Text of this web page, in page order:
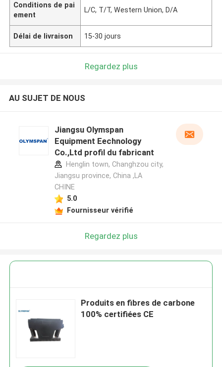
Conditions de pai
ement
L/C, T/T, Western Union, D/A
Délai de livraison 15-30 jours
Regardez plus
AU SUJET DE NOUS
Jiangsu Olymspan
Equipment Eechnology
Co.,Ltd profil du fabricant
Henglin town, Changhzou city,
Jiangsu province, China ,LA
CHINE
5.0
Fournisseur vérifié
Regardez plus
Produits en fibres de carbone
100% certifiées CE